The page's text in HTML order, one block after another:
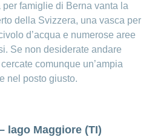
famiglie di Berna vanta la
della Svizzera, una vasca per
d’acqua e numerose aree
Se non desiderate andare
comunque un’ampia
nel posto giusto.
lago Maggiore (TI)